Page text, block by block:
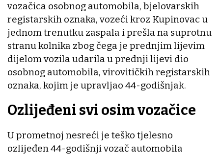
vozačica osobnog automobila, bjelovarskih
registarskih oznaka, vozeći kroz Kupinovac u
jednom trenutku zaspala i prešla na suprotnu
stranu kolnika zbog čega je prednjim lijevim
dijelom vozila udarila u prednji lijevi dio
osobnog automobila, virovitičkih registarskih
oznaka, kojim je upravljao 44-godišnjak.
Ozlijeđeni svi osim vozačice
U prometnoj nesreći je teško tjelesno
ozlijeđen 44-godišnji vozač automobila